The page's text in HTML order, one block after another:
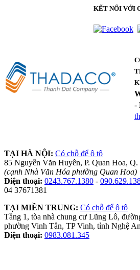
KẾT NỐI VỚI
-
TẠI HÀ NỘI: Có chỗ để ô tô
85 Nguyễn Văn Huyên, P. Quan Hoa,
(cạnh Nhà Văn Hóa phường Quan Hoa)
Điện thoại: 0243.767.1380 -
04 37671381
TẠI MIỀN TRUNG: Có chỗ để ô tô
Tầng 1, tòa nhà chung cư Lũng Lô,
phường Vinh Tân, TP Vinh, tỉnh Nghệ
Điện thoại: 0983.081.345